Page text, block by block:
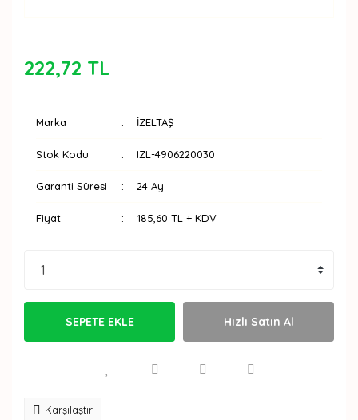
222,72 TL
Marka İZELTAŞ
Stok Kodu IZL-4906220030
Garanti Süresi 24 Ay
Fiyat 185,60 TL + KDV
SEPETE EKLE Hızlı Satın Al
Karşılaştır